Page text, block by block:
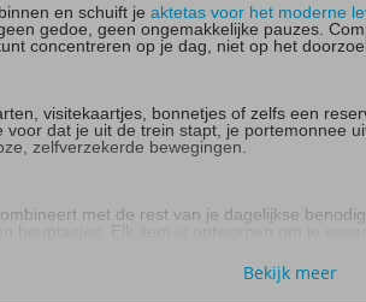
en schuift je aktetas voor het moderne
gedoe, geen ongemakkelijke pauzes.
concentreren op je dag, niet op het
visitekaartjes, bonnetjes of zelfs een
dat je uit de trein stapt, je
zelfverzekerde bewegingen.
met de rest van je dagelijkse
Bekijk meer